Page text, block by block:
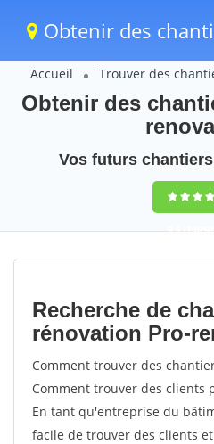
Obtenir des
Accueil Trouver des
Obtenir des
Vos futurs
9,5
votes
Recherche de
rénovation Pro-
Comment trouver des
Comment trouver des clients
En tant qu'entreprise du
facile de trouver des clients